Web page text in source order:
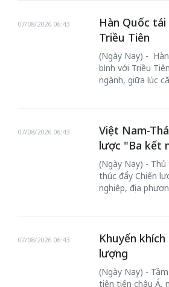
Hàn Quốc
Triều Tiên
07/08/2026 06:43
(Ngày Nay) -
bình với Triều
ngành, giữa lúc
Việt Nam-
lược "Ba kết
07/08/2026 06:43
(Ngày Nay) -
thúc đẩy Chiến
nghiệp, địa
Khuyến
lượng
07/08/2026 06:43
(Ngày Nay) -
tiên tiến châu Á,